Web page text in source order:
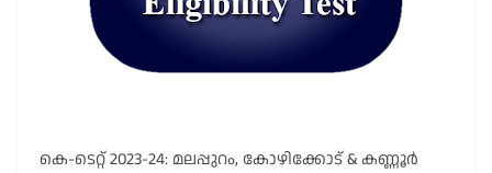
കെ-ടെറ്റ് 2023-24: മലപ്പുറം, കോഴിക്കോട് & കണ്ണൂർ